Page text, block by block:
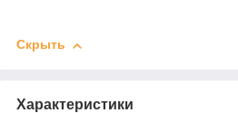
Скрыть
Характеристики